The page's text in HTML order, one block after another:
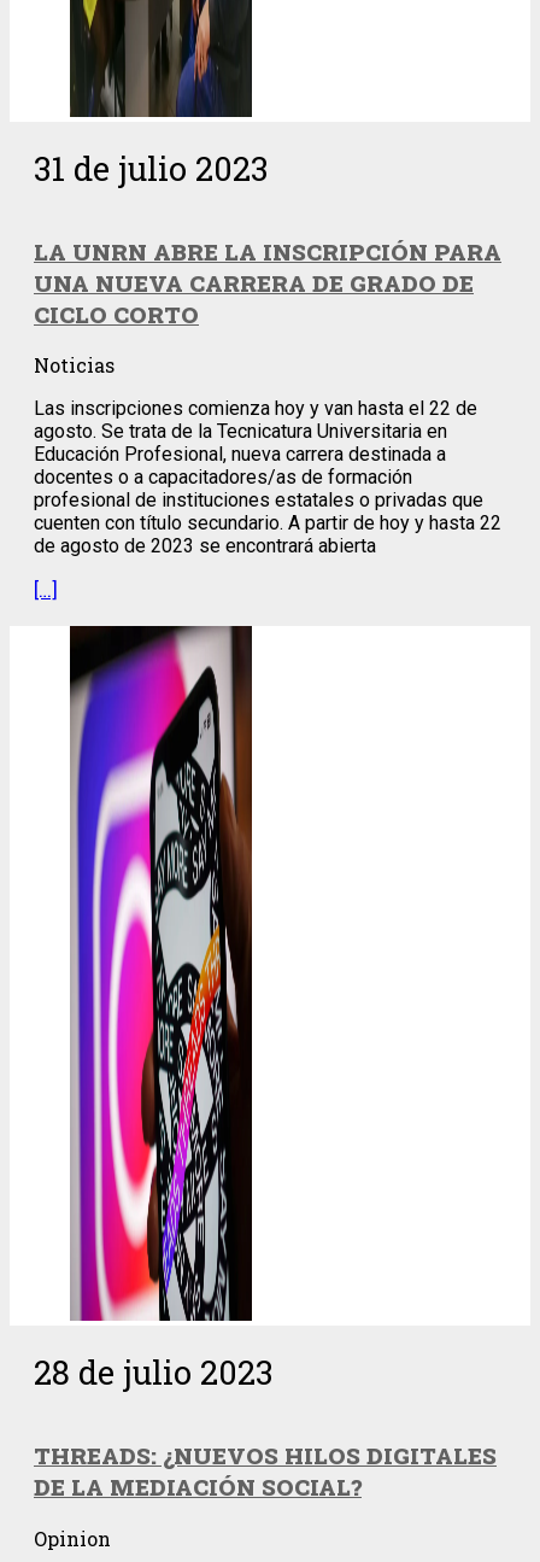
31 de julio 2023
LA UNRN ABRE LA INSCRIPCIÓN PARA
UNA NUEVA CARRERA DE GRADO DE
CICLO CORTO
Noticias
Las inscripciones comienza hoy y van hasta el 22 de
agosto. Se trata de la Tecnicatura Universitaria en
Educación Profesional, nueva carrera destinada a
docentes o a capacitadores/as de formación
profesional de instituciones estatales o privadas que
cuenten con título secundario. A partir de hoy y hasta 22
de agosto de 2023 se encontrará abierta
[…]
28 de julio 2023
THREADS: ¿NUEVOS HILOS DIGITALES
DE LA MEDIACIÓN SOCIAL?
Opinion